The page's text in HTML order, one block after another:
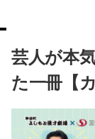
芸人が本
た一冊【